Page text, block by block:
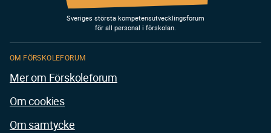
Sveriges största kompetensutvecklingsforum
för all personal i förskolan.
OM FÖRSKOLEFORUM
Mer om Förskoleforum
Om cookies
Om samtycke